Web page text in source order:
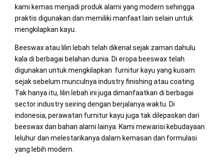
kami kemas menjadi produk alami yang modern sehingga
praktis digunakan dan memiliki manfaat lain selain untuk
mengkilapkan kayu.
Beeswax atau lilin lebah telah dikenal sejak zaman dahulu
kala di berbagai belahan dunia. Di eropa beeswax telah
digunakan untuk mengkilapkan furnitur kayu yang kusam
sejak sebelum munculnya industry finishing atau coating.
Tak hanya itu, lilin lebah ini juga dimanfaatkan di berbagai
sector industry seiring dengan berjalanya waktu. Di
indonesia, perawatan furnitur kayu juga tak dilepaskan dari
beeswax dan bahan alami lainya. Kami mewarisi kebudayaan
leluhur dan melestarikanya dalam kemasan dan formulasi
yang lebih modern.